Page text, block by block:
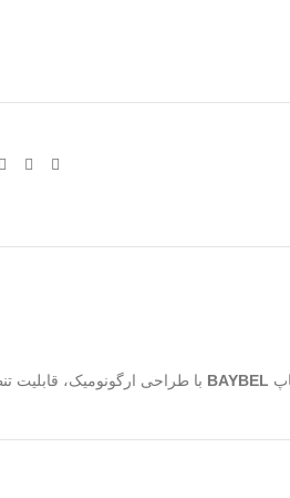
BAYBEL با طراحی ارگونومیک، قابلیت